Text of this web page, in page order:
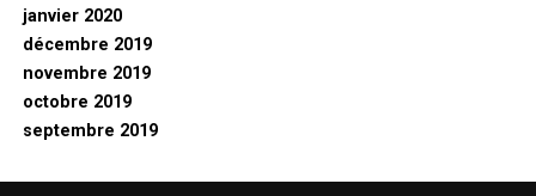
janvier 2020
décembre 2019
novembre 2019
octobre 2019
septembre 2019